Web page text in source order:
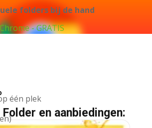
folders bij de hand
- GRATIS
één plek
en aanbiedingen: